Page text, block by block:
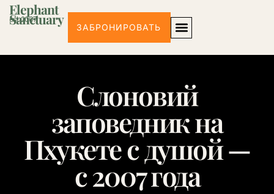
Elephant
Sanctuary
est. 2007
ЗАБРОНИРОВАТЬ
Слоновий
заповедник на
Пхукете с душой —
с 2007 года